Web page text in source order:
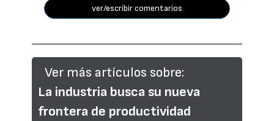
ver/escribir comentarios
Ver más artículos sobre:
La industria busca su nueva
frontera de productividad